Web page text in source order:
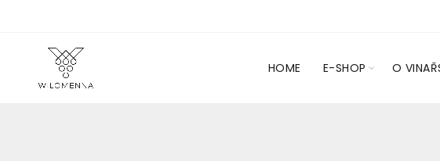
HOME E-SHOP O